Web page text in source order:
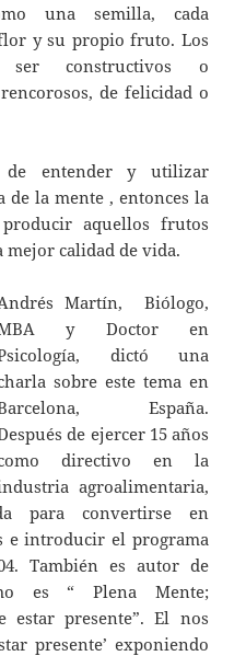
una semilla, cada
y su propio fruto. Los
ser constructivos o
de felicidad o
de entender y utilizar
de la mente , entonces la
aquellos frutos
calidad de vida.
Martín, Biólogo,
y Doctor en
dictó una
sobre este tema en
España.
de ejercer 15 años
directivo en la
agroalimentaria,
para convertirse en
e introducir el programa
También es autor de
es “ Plena Mente;
presente”. El nos
presente’ exponiendo